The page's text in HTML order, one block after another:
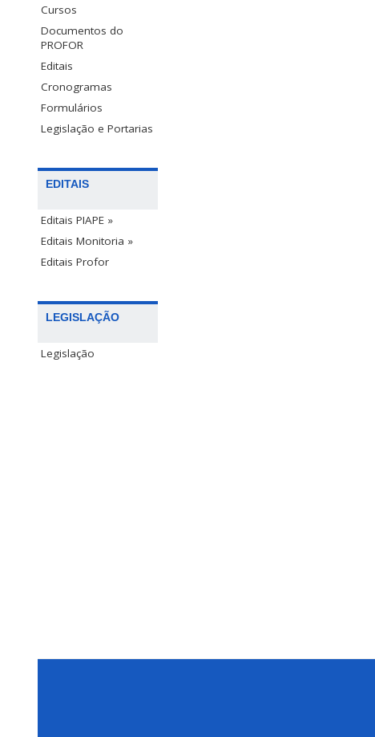
Cursos
Documentos do
PROFOR
Editais
Cronogramas
Formulários
Legislação e Portarias
EDITAIS
Editais PIAPE »
Editais Monitoria »
Editais Profor
LEGISLAÇÃO
Legislação